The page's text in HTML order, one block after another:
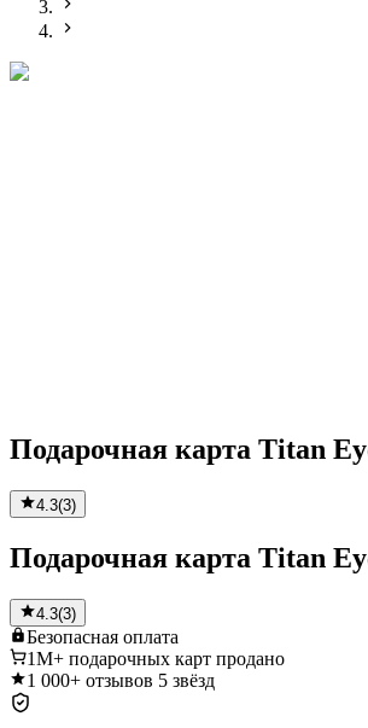
Подарочная карта Titan
4.3(3)
Подарочная карта Titan
4.3(3)
Безопасная оплата
1M+ подарочных карт продано
1 000+ отзывов 5 звёзд